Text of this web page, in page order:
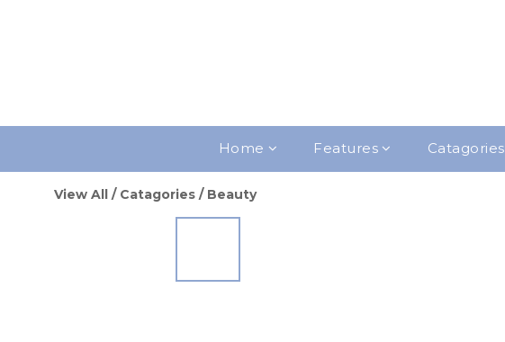
Home Features Catagories
View All / Catagories / Beauty